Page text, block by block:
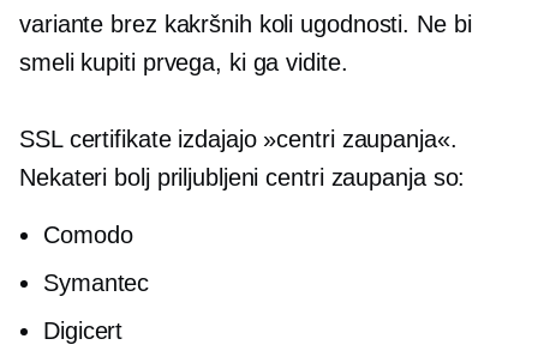
variante brez kakršnih koli ugodnosti. Ne bi
smeli kupiti prvega, ki ga vidite.
SSL certifikate izdajajo »centri zaupanja«.
Nekateri bolj priljubljeni centri zaupanja so:
Comodo
Symantec
Digicert